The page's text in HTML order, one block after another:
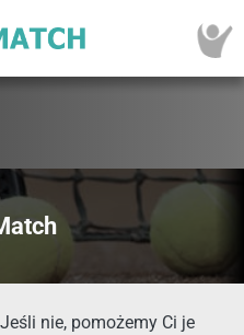
nie, pomożemy Ci je